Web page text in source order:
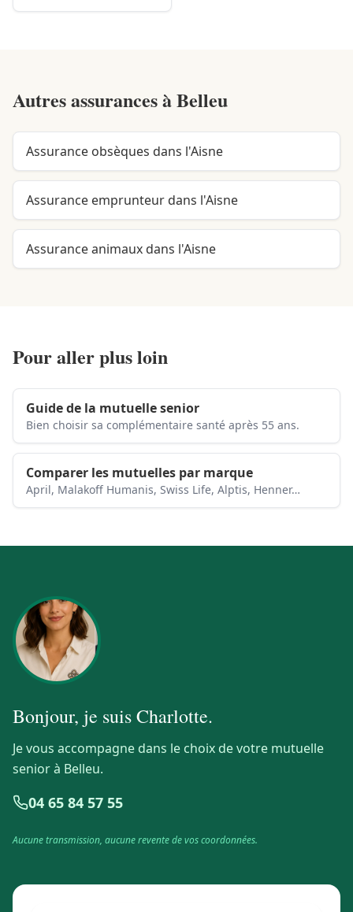
Autres assurances àBelleu
Assurance obsèques dans l'Aisne
Assurance emprunteur dans l'Aisne
Assurance animaux dans l'Aisne
Pour aller plus loin
Guide de la mutuelle senior
Bien choisir sa complémentaire santé après 55 ans.
Comparer les mutuelles par marque
April, Malakoff Humanis, Swiss Life, Alptis, Henner…
Bonjour, je suisCharlotte.
Je vous accompagne dans le choix de votre mutuelle
senior à Belleu.
04 65 84 57 55
Aucune transmission, aucune revente de vos coordonnées.